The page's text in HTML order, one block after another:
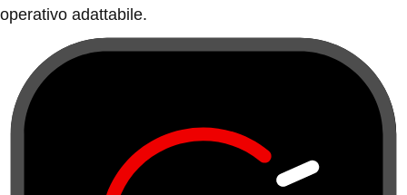
operativo adattabile.